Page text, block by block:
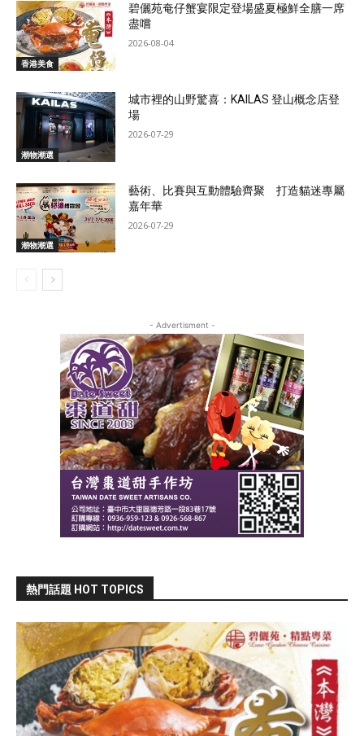
香港美食
碧儷苑奄仔蟹宴限定登場盛夏極鮮全膳一席
盡嚐
2026-08-04
潮物潮選
城市裡的山野驚喜：KAILAS 登山概念店登
場
2026-07-29
潮物潮選
藝術、比賽與互動體驗齊聚 打造貓迷專屬
嘉年華
2026-07-29
- Advertisment -
熱門話題 HOT TOPICS